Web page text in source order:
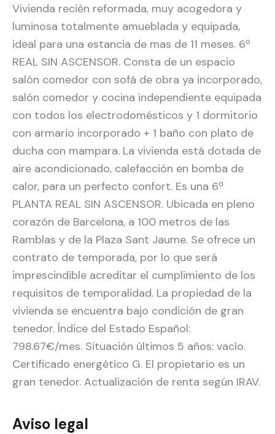
Vivienda recién reformada, muy acogedora y
luminosa totalmente amueblada y equipada,
ideal para una estancia de mas de 11 meses. 6º
REAL SIN ASCENSOR. Consta de un espacio
salón comedor con sofá de obra ya incorporado,
salón comedor y cocina independiente equipada
con todos los electrodomésticos y 1 dormitorio
con armario incorporado + 1 baño con plato de
ducha con mampara. La vivienda está dotada de
aire acondicionado, calefacción en bomba de
calor, para un perfecto confort. Es una 6ª
PLANTA REAL SIN ASCENSOR. Ubicada en pleno
corazón de Barcelona, a 100 metros de las
Ramblas y de la Plaza Sant Jaume. Se ofrece un
contrato de temporada, por lo que será
imprescindible acreditar el cumplimiento de los
requisitos de temporalidad. La propiedad de la
vivienda se encuentra bajo condición de gran
tenedor. Índice del Estado Español:
798.67€/mes. Situación últimos 5 años: vacío.
Certificado energético G. El propietario es un
gran tenedor. Actualización de renta según IRAV.
Aviso legal